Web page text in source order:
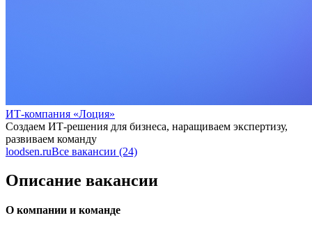
ИТ-компания «Лоция»
Создаем ИТ-решения для бизнеса, наращиваем экспертизу,
развиваем команду
loodsen.ruВсе вакансии (24)
Описание вакансии
О компании и команде